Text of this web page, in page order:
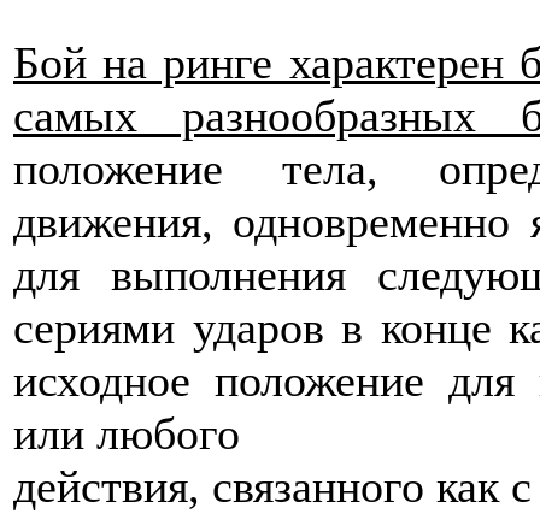
Бой на ринге характерен
самых разнообразных
положение тела,
движения, одновременно
для выполнения
сериями ударов в конце
исходное положение
или любого
действия, связанного как